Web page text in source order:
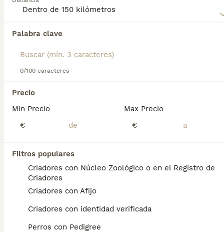
Palabra clave
0/100 caracteres
Precio
Min Precio
€
Max Precio
€
Filtros populares
Criadores con Núcleo Zoológico o en el Registro de
Criadores
Criadores con Afijo
Criadores con identidad verificada
Perros con Pedigree
adaptándose bien tanto a la vida en el campo como en la
Encontramos 0 Ratonero Bodeguero Andaluz
Si deseas exactamente esta búsqueda guarda tu
búsqueda y espera el resultado perfecto:
Preguntas frecuentes
¿Cuánto cuesta un ratonero
bodeguero andaluz?
El coste de adquisición de esta raza puede
variar según factores como el pedigrí, la
reputación del criador y la ubicación
geográfica. Es fundamental acudir a